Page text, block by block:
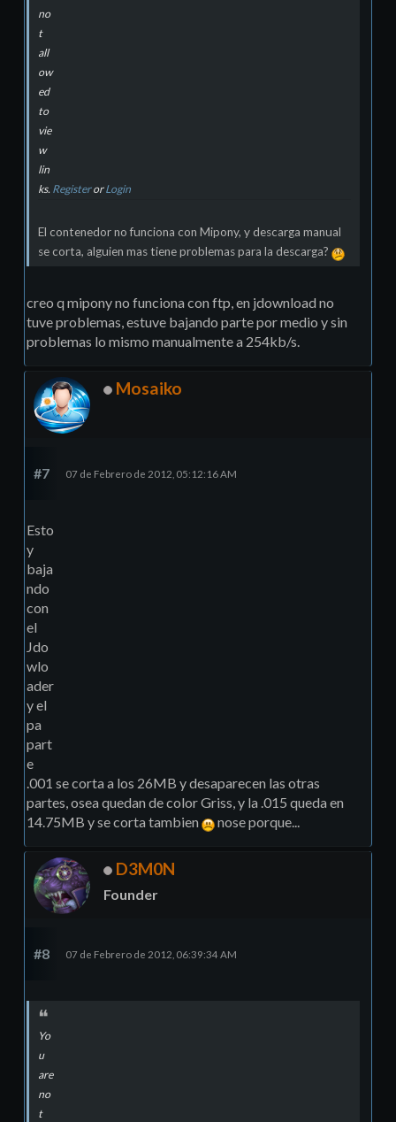
no
t
all
ow
ed
to
vie
w
lin
ks. RegisterorLogin
El contenedor no funciona con Mipony, y descarga manual
se corta, alguien mas tiene problemas para la descarga?
creo q mipony no funciona con ftp, en jdownload no
tuve problemas, estuve bajando parte por medio y sin
problemas lo mismo manualmente a 254kb/s.
Mosaiko
#7 07 de Febrero de 2012, 05:12:16 AM
Esto
y
baja
ndo
con
el
Jdo
wlo
ader
y el
pa
part
e
.001 se corta a los 26MB y desaparecen las otras
partes, osea quedan de color Griss, y la .015 queda en
14.75MB y se corta tambien
nose porque...
D3M0N
Founder
#8 07 de Febrero de 2012, 06:39:34 AM
Yo
u
are
no
t